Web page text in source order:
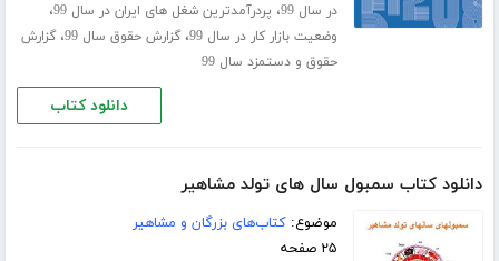
در سال 99
، پردرآمدترین شغل های ایران در سال 99 ،
وضعیت بازار کار در سال 99 ،گزارش حقوق سال 99 ،گزارش
حقوق و دستمزد سال 99
دانلود کتاب
دانلود کتاب سمبول سال های تولد مشاهیر
موضوع:کتاب‌های بزرگان و مشاهیر
۲۵ صفحه